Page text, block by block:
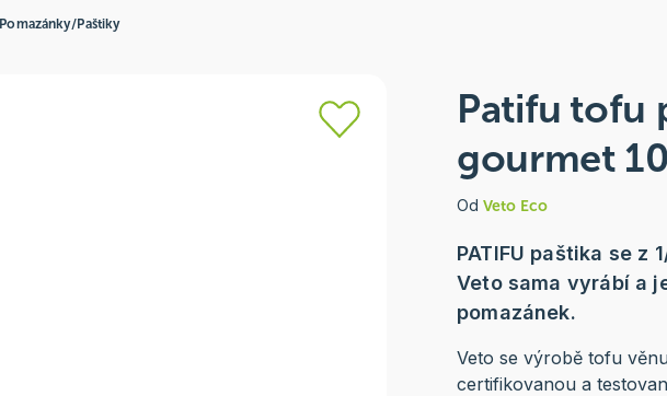
Pomazánky/Paštiky
Patifu tofu
gourmet
Od Veto Eco
PATIFU paštika se z
Veto sama vyrábí a
pomazánek.
Veto se výrobě tofu
certifikovanou a